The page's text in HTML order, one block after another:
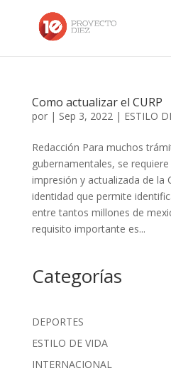
Como actualizar el CURP
por | Sep 3, 2022| ESTILO
Redacción Para muchos
gubernamentales, se
impresión y actualizada de la
identidad que permite
entre tantos millones de
requisito importante es...
Categorías
DEPORTES
ESTILO DE VIDA
INTERNACIONAL